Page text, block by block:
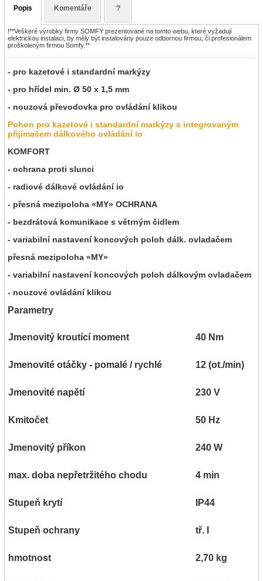
Popis Komentáře ?
!**Veškeré výrobky firmy SOMFY prezentované na tomto webu, které vyžadují
elektrickou instalaci, by měly být instalovány pouze odbornou firmou, či profesionálem
proškoleným firmou Somfy.**
- pro kazetové i standardní markýzy
- pro hřídel min. Ø 50 x 1,5 mm
- nouzová převodovka pro ovládání klikou
Pohon pro kazetové i standardní markýzy s integrovaným
přijímačem dálkového ovládání io
KOMFORT
- ochrana proti slunci
- radiové dálkové ovládání io
- přesná mezipoloha «MY» OCHRANA
- bezdrátová komunikace s větrným čidlem
- variabilní nastavení koncových poloh dálk. ovladačem
přesná mezipoloha «MY»
- variabilní nastavení koncových poloh dálkovým ovladačem
- nouzové ovládání klikou
Parametry
Jmenovitý kroutící moment 40 Nm
Jmenovité otáčky - pomalé / rychlé 12 (ot./min)
Jmenovité napětí 230 V
Kmitočet 50 Hz
Jmenovitý příkon 240 W
max. doba nepřetržitého chodu 4 min
Stupeň krytí IP44
Stupeň ochrany tř. I
hmotnost 2,70 kg